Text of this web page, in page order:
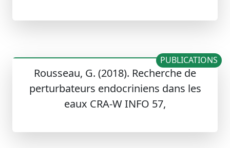
Rousseau, G. (2018). Recherche de
perturbateurs endocriniens dans les
eaux CRA-W INFO 57,
PUBLICATIONS